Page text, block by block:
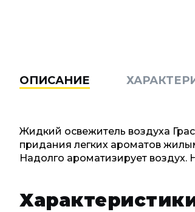
ОПИСАНИЕ
Жидкий освежитель воздуха
придания легких ароматов
Надолго ароматизирует